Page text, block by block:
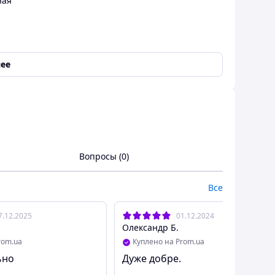
Вопросы (0)
Все
01.12.2024
Олександр Б.
Куплено на Prom.ua
Дуже добре.